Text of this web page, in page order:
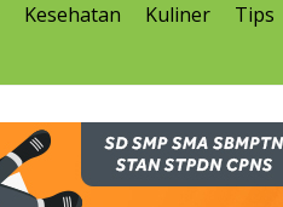
Kesehatan Kuliner Tips